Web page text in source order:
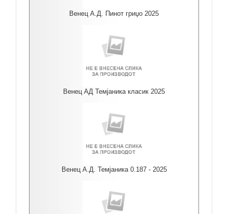
Венец А.Д. Пинот гриџо 2025
Венец АД Темјаника класик 2025
Венец А.Д. Темјаника 0.187 - 2025